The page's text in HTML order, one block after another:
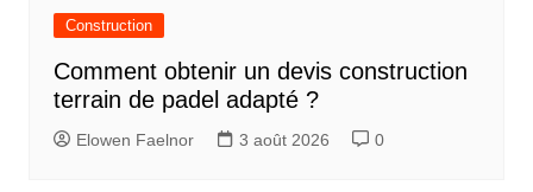
Construction
Comment obtenir un devis construction
terrain de padel adapté ?
Elowen Faelnor 3 août 2026 0